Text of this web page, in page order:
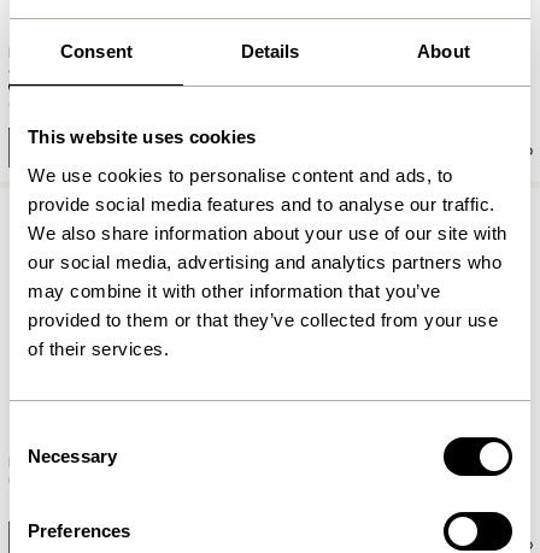
Consent Details About
This website uses cookies
We use cookies to personalise content and ads, to
provide social media features and to analyse our traffic.
We also share information about your use of our site with
our social media, advertising and analytics partners who
may combine it with other information that you’ve
provided to them or that they’ve collected from your use
of their services.
Selection
Necessary
Preferences
Eyrie Kurve Lyserød/Sort (sæt
af 2)
1.049,00
Tilføj til kurv
Eyrie Kurve Grøn/Sort (sæt af
Nook Kurve Rosa (sæt af 2)
Tilføj til kurv
Nook Kurve Grøn (sæt af 2)